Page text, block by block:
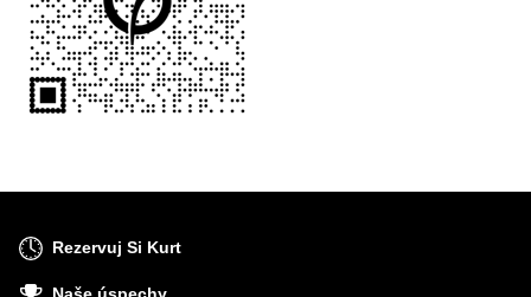
Rezervuj Si Kurt